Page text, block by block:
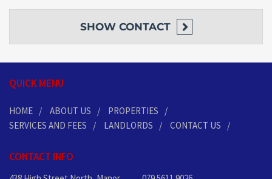
SHOW CONTACT
QUICK MENU
HOME ABOUT US
PROPERTIES
SERVICES AND FEES
LANDLORDS CONTACT US
CONTACT INFO